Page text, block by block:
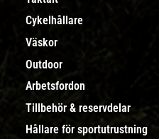
Cykelhållare
Väskor
Outdoor
Arbetsfordon
Tillbehör & reservdelar
Hållare för sportutrustning